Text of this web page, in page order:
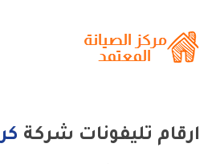
ارقام تليفونات شركة